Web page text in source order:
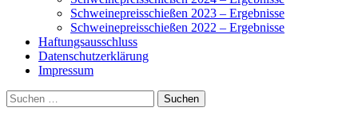
Schweinepreisschießen 2023 – Ergebnisse
Schweinepreisschießen 2022 – Ergebnisse
Haftungsausschluss
Datenschutzerklärung
Impressum
Suchen
nach: